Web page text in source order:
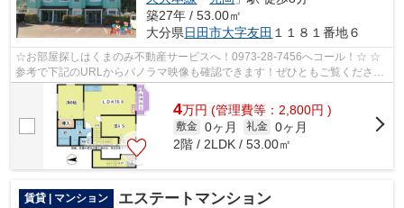
築27年 / 53.00㎡
大分県日田市大字友田 １１８１番地６
☆お部屋探しはくまのみ不動産サービスへ！0973-28-7456へコール！☆ ☆
参考で下記のURLからパノラマ映像も確認できます！ぜひともご覧くださ
い。☆ グレース後藤2 203号室 パノラマ写真...
4万円 (管理費等：2,800円 )
敷金 0ヶ月 礼金 0ヶ月
2階 / 2LDK / 53.00㎡
賃貸 | マンション エステートマンション